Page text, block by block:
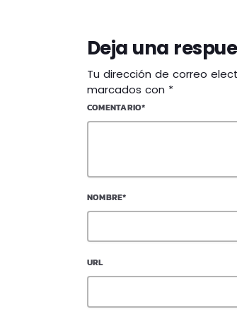
Deja una
Tu dirección de correo
marcados con *
COMENTARIO*
NOMBRE*
URL